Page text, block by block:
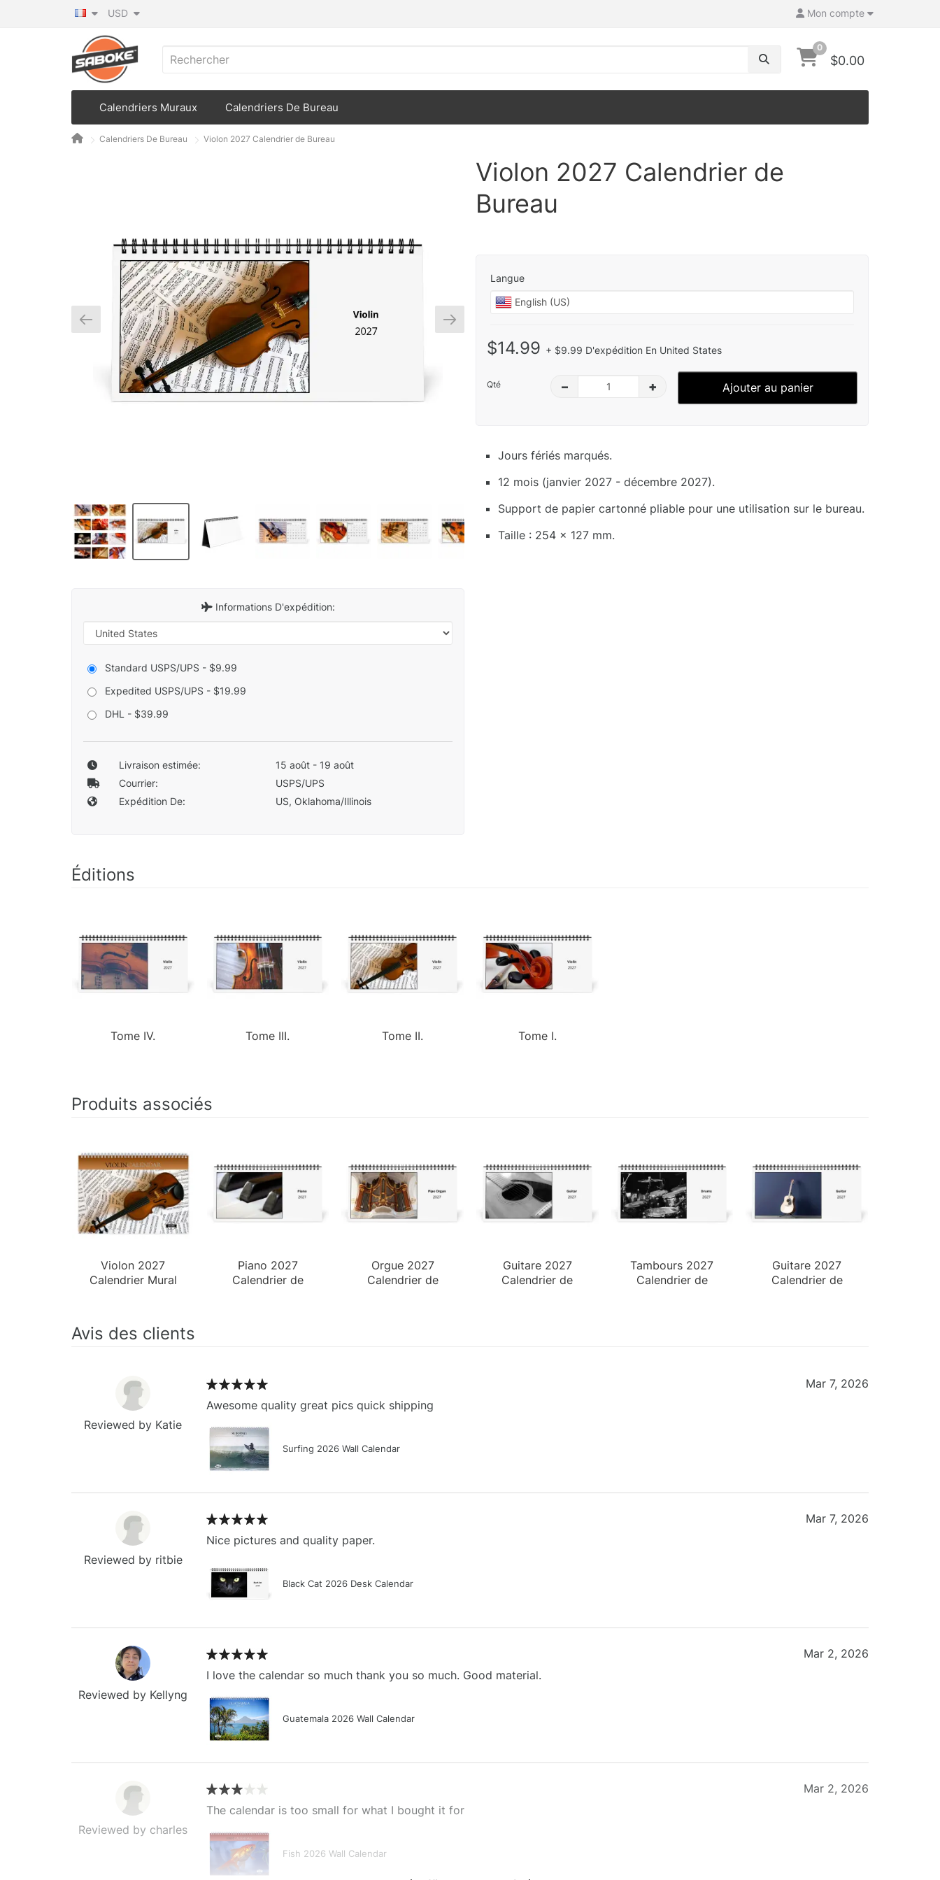
Mon compte
USD
0
$0.00
Calendriers Muraux Calendriers De Bureau
Calendriers De Bureau Violon 2027 Calendrier de Bureau
Informations D'expédition:
Standard USPS/UPS - $9.99
Expedited USPS/UPS - $19.99
DHL - $39.99
Livraison estimée:
15 août - 19 août
Courrier:
USPS/UPS
Expédition De:
US, Oklahoma/Illinois
Violon 2027 Calendrier de
Bureau
Langue
$14.99 + $9.99 D'expédition En United States
Qté – + Ajouter au panier
Jours fériés marqués.
12 mois (janvier 2027 - décembre 2027).
Support de papier cartonné pliable pour une utilisation sur le bureau.
Taille : 254 x 127 mm.
Éditions
Tome IV. Tome III. Tome II. Tome I.
Produits associés
Violon 2027
Calendrier Mural
Piano 2027
Calendrier de
Orgue 2027
Calendrier de
Guitare 2027
Calendrier de
Tambours 2027
Calendrier de
Guitare 2027
Calendrier de
Avis des clients
Reviewed by Katie
Awesome quality great pics quick shipping
Surfing 2026 Wall Calendar
Mar 7, 2026
Reviewed by ritbie
Nice pictures and quality paper.
Black Cat 2026 Desk Calendar
Mar 7, 2026
Reviewed by Kellyng
I love the calendar so much thank you so much. Good material.
Guatemala 2026 Wall Calendar
Mar 2, 2026
Reviewed by charles
The calendar is too small for what I bought it for
Fish 2026 Wall Calendar
Mar 2, 2026